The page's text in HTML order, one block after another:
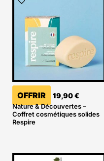
OFFRIR 19,90€
Nature & Découvertes –
Coffret cosmétiques solides
Respire